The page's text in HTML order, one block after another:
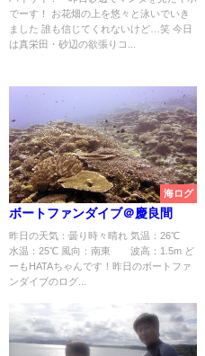
でーす！ お花畑の上を悠々と泳いでいき
ました 誰も信じてくれないけど…笑 今日
は真栄田・砂辺の欲張りコ...
海ログ
ボートファンダイブ＠慶良間
昨日の天気：曇り時々晴れ 気温：26℃
水温：25℃ 風向：南東 波高：1.5m ど
ーもHATAちゃんです！昨日のボートファ
ンダイブのログ...